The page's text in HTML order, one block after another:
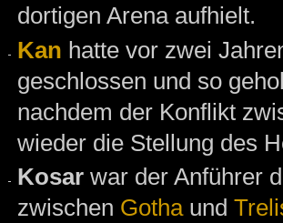
dortigen Arena aufhielt.
Kan hatte vor zwei
geschlossen und so
nachdem der Konflikt
wieder die Stellung des
Kosar war der Anführer
zwischen Gothaund